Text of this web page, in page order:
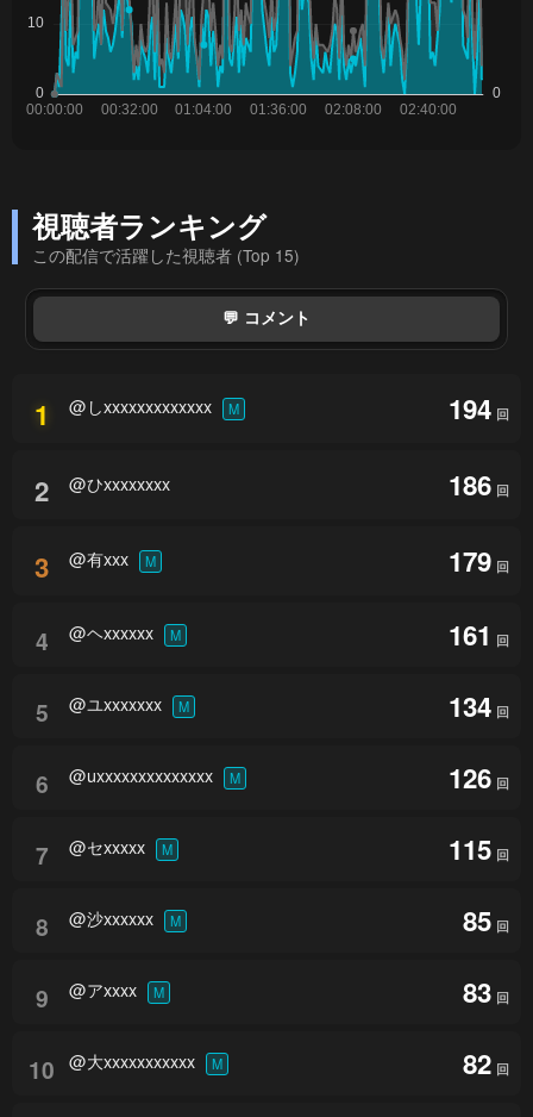
視聴者ランキング
この配信で活躍した視聴者 (Top 15)
💬 コメント
1 @しxxxxxxxxxxxxx M 194 回
2 @ひxxxxxxxx 186 回
3 @有xxx M 179 回
4 @ヘxxxxxx M 161 回
5 @ユxxxxxxx M 134 回
6 @uxxxxxxxxxxxxxx M 126 回
7 @セxxxxx M 115 回
8 @沙xxxxxx M 85 回
9 @アxxxx M 83 回
10 @大xxxxxxxxxxx M 82 回